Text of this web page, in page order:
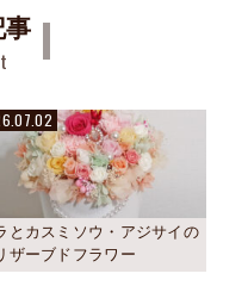
事
とカスミソウ・アジサイの
ザーブドフラワー